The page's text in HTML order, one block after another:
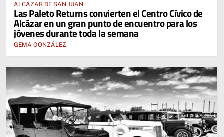
ALCÁZAR DE SAN JUAN
Las Paleto Returns convierten el Centro Cívico de
Alcázar en un gran punto de encuentro para los
jóvenes durante toda la semana
GEMA GONZÁLEZ